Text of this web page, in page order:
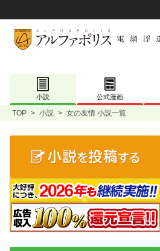
小説 公式漫画
TOP > 小説 > 女の友情 小説一覧